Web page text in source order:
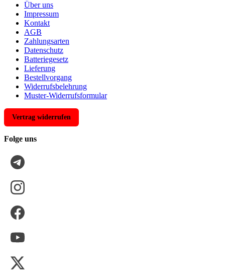
Über uns
Impressum
Kontakt
AGB
Zahlungsarten
Datenschutz
Batteriegesetz
Lieferung
Bestellvorgang
Widerrufsbelehrung
Muster-Widerrufsformular
Vertrag widerrufen
Folge uns